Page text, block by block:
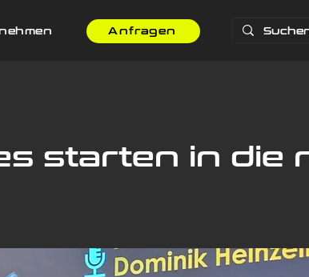
Anfragen
starten in die